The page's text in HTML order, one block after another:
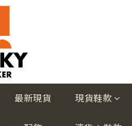
最新現貨 現貨鞋款